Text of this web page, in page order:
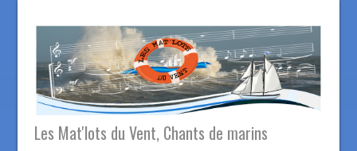
Les Mat'lots du Vent, Chants de marins